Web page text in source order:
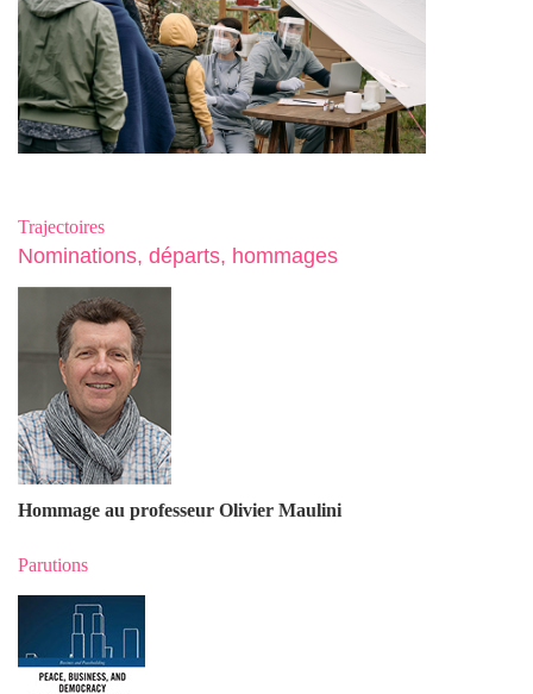
Trajectoires
Nominations, départs, hommages
Hommage au professeur Olivier Maulini
Parutions